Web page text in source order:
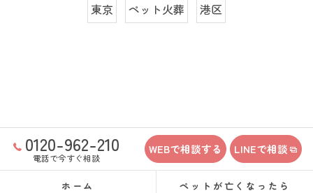
東京 ペット火葬 港区
0120-962-210
電話で今すぐ相談
WEBで相談する LINEで相談
ホーム ペットが亡くなったら